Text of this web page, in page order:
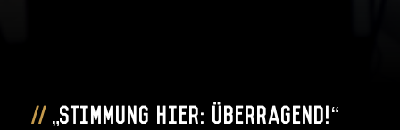
„Stimmung hier: Überragend!“